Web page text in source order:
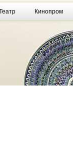
Кинопром